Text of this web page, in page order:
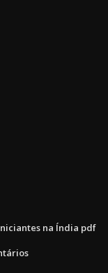
na Índia pdf